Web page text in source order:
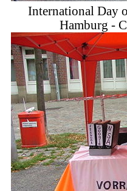
International Day
Hamburg -